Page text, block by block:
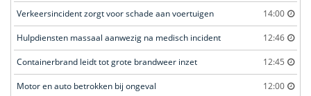
Verkeersincident zorgt voor schade aan voertuigen 14:00
Hulpdiensten massaal aanwezig na medisch incident 12:46
Containerbrand leidt tot grote brandweer inzet 12:45
Motor en auto betrokken bij ongeval 12:00